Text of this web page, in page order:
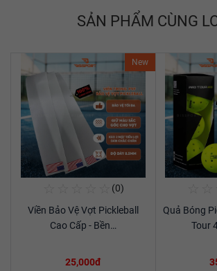
SẢN PHẨM CÙNG
New
Xem chi tiết
(0)
Viền Bảo Vệ Vợt Pickleball
Cao Cấp - Bền…
25,000đ
Quả Bóng
Tour